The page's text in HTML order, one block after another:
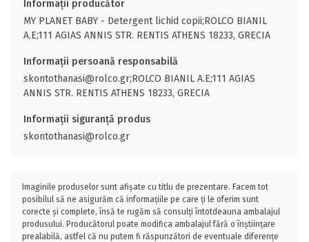
Informații producător
MY PLANET BABY - Detergent lichid copii;ROLCO BIANIL
A.E;111 AGIAS ANNIS STR. RENTIS ATHENS 18233, GRECIA
Informații persoană responsabilă
skontothanasi@rolco.gr;ROLCO BIANIL A.E;111 AGIAS
ANNIS STR. RENTIS ATHENS 18233, GRECIA
Informații siguranță produs
skontothanasi@rolco.gr
Imaginile produselor sunt afișate cu titlu de prezentare. Facem tot
posibilul să ne asigurăm că informațiile pe care ți le oferim sunt
corecte și complete, însă te rugăm să consulți întotdeauna ambalajul
produsului. Producătorul poate modifica ambalajul fără o înștiințare
prealabilă, astfel că nu putem fi răspunzători de eventuale diferențe